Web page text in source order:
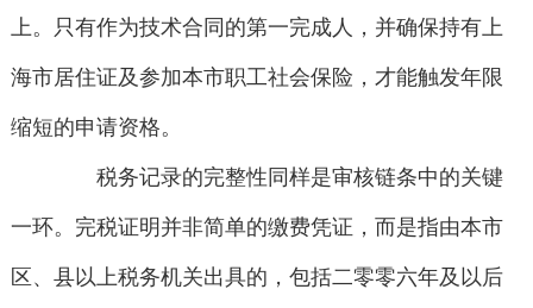
上。只有作为技术合同的第一完成人，并确保持有上
海市居住证及参加本市职工社会保险，才能触发年限
缩短的申请资格。
税务记录的完整性同样是审核链条中的关键
一环。完税证明并非简单的缴费凭证，而是指由本市
区、县以上税务机关出具的，包括二零零六年及以后